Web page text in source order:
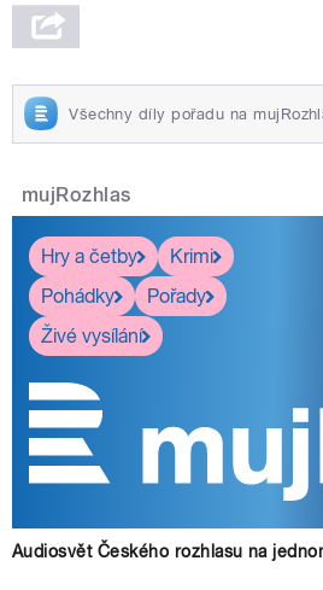
Všechny díly pořadu na
mujRozhlas
Hry a četby
Krimi
Pohádky
Pořady
Živé vysílání
Audiosvět Českého rozhlasu na